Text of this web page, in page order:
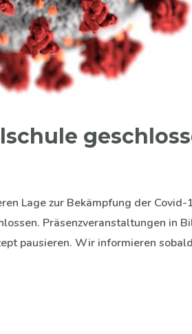
Lage zur Bekämpfung der
Präsenzveranstaltungen in
pausieren. Wir informieren